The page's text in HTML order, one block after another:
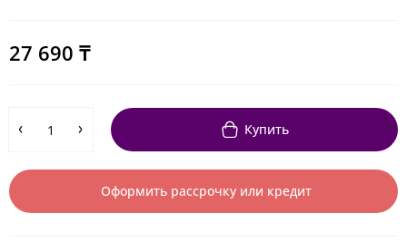
27 690 ₸
Купить
Оформить рассрочку или кредит